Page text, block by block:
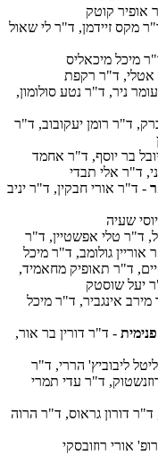
אופיר קוטק
מקס זיידמן, ד"ר לי שאול
מיכל מיכאליס
אטלי, ד"ר רקפת
ניר, ד"ר נטע סולומון,
ד"ר רומן יעקובוב, ד"ר
בר יוסף, ד"ר אחמד
ד"ר אלי תבדי
- ד"ר אורי חבקין, ד"ר יניב
שעיה
ד"ר טלי אפשטיין, ד"ר
גולומב, ד"ר מיכל
ד"ר תאופיק מחאמיד,
יעל שוסטק
אינגביר, ד"ר מיכל
- ד"ר דורין בר אור,
ליבוביץ' הררי, ד"ר
ד"ר עדי תמרי
דורון גראוס, ד"ר הרוה
אורי רוזובסקי